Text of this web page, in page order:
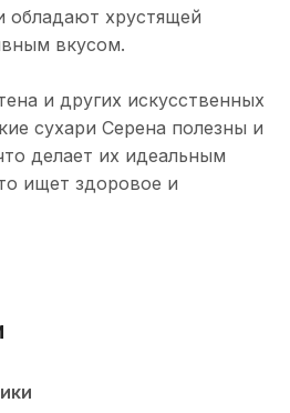
обладают хрустящей
вкусом.
и других искусственных
сухари Серена полезны и
делает их идеальным
ищет здоровое и